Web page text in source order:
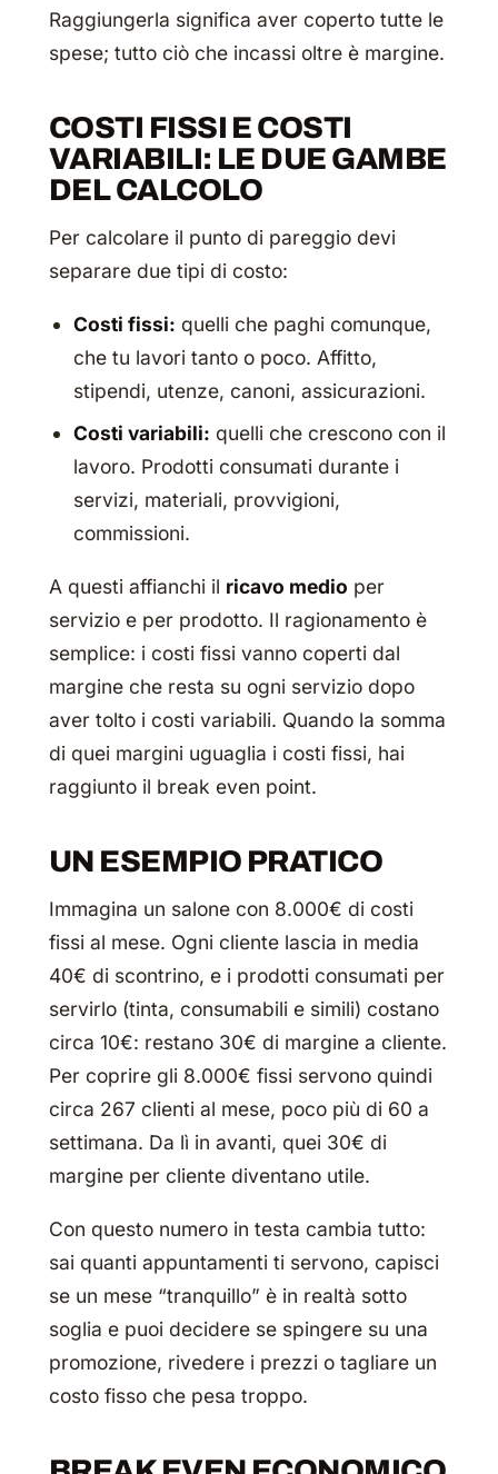
Raggiungerla significa aver coperto tutte le
spese; tutto ciò che incassi oltre è margine.
COSTI FISSI E COSTI
VARIABILI: LE DUE GAMBE
DEL CALCOLO
Per calcolare il punto di pareggio devi
separare due tipi di costo:
Costi fissi: quelli che paghi comunque,
che tu lavori tanto o poco. Affitto,
stipendi, utenze, canoni, assicurazioni.
Costi variabili: quelli che crescono con il
lavoro. Prodotti consumati durante i
servizi, materiali, provvigioni,
commissioni.
A questi affianchi il ricavo medio per
servizio e per prodotto. Il ragionamento è
semplice: i costi fissi vanno coperti dal
margine che resta su ogni servizio dopo
aver tolto i costi variabili. Quando la somma
di quei margini uguaglia i costi fissi, hai
raggiunto il break even point.
UN ESEMPIO PRATICO
Immagina un salone con 8.000€ di costi
fissi al mese. Ogni cliente lascia in media
40€ di scontrino, e i prodotti consumati per
servirlo (tinta, consumabili e simili) costano
circa 10€: restano 30€ di margine a cliente.
Per coprire gli 8.000€ fissi servono quindi
circa 267 clienti al mese, poco più di 60 a
settimana. Da lì in avanti, quei 30€ di
margine per cliente diventano utile.
Con questo numero in testa cambia tutto:
sai quanti appuntamenti ti servono, capisci
se un mese “tranquillo” è in realtà sotto
soglia e puoi decidere se spingere su una
promozione, rivedere i prezzi o tagliare un
costo fisso che pesa troppo.